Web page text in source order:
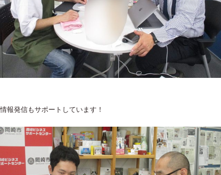
情報発信もサポートしています！